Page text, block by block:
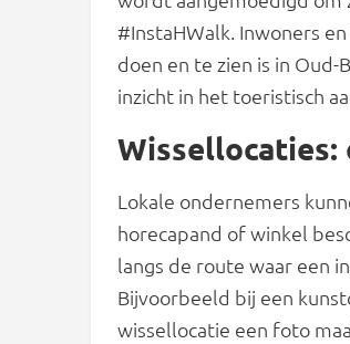
#InstaHWalk. Inwoners
doen en te zien is in
inzicht in het toeristisch
Wissellocaties:
Lokale ondernemers
horecapand of winkel
langs de route waar een
Bijvoorbeeld bij een
wissellocatie een foto